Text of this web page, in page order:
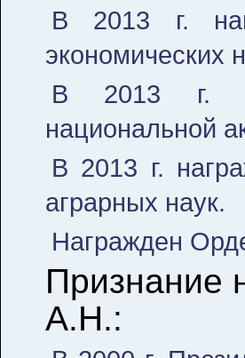
В 2013 г.
экономических
В 2013 г.
национальной
В 2013 г.
аграрных наук.
Награжден
Признание
А.Н.: